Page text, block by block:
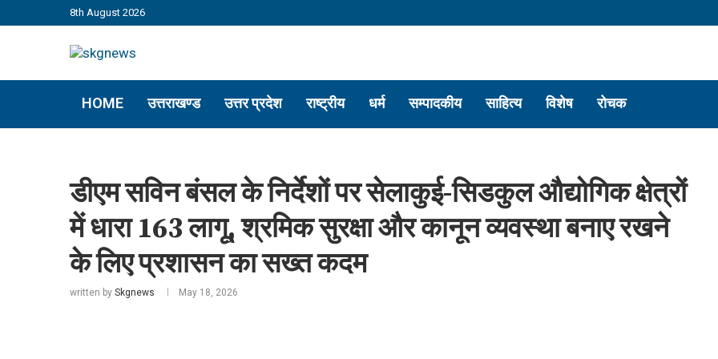
8th August 2026
HOME उत्तराखण्ड उत्तर प्रदेश राष्ट्रीय धर्म सम्पादकीय साहित्य विशेष रोचक
डीएम सविन बंसल के निर्देशों पर सेलाकुई-सिडकुल औद्योगिक क्षेत्रों
में धारा 163 लागू, श्रमिक सुरक्षा और कानून व्यवस्था बनाए रखने
के लिए प्रशासन का सख्त कदम
written by Skgnews May 18, 2026